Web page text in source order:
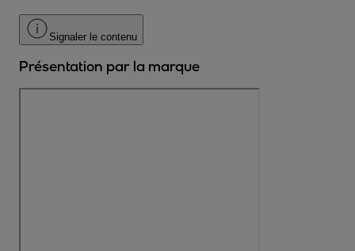
Signaler le contenu
Présentation par la marque